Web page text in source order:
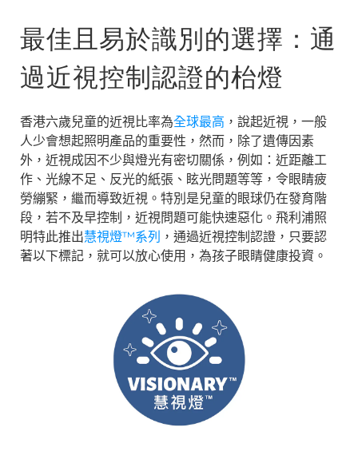
最佳且易於識別的選擇：通
過近視控制認證的枱燈
香港六歲兒童的近視比率為全球最高 ，說起近視，一般
人少會想起照明產品的重要性，然而，除了遺傳因素
外，近視成因不少與燈光有密切關係，例如：近距離工
作、光線不足、反光的紙張、眩光問題等等，令眼睛疲
勞繃緊，繼而導致近視。特別是兒童的眼球仍在發育階
段，若不及早控制，近視問題可能快速惡化。飛利浦照
明特此推出慧視燈™系列 ，通過近視控制認證，只要認
著以下標記，就可以放心使用，為孩子眼睛健康投資。